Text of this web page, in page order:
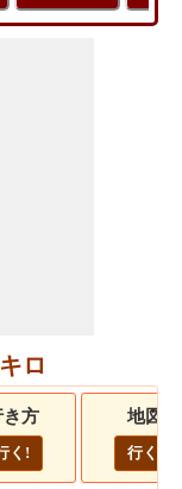
ロ
き方
く!
地図
行く!